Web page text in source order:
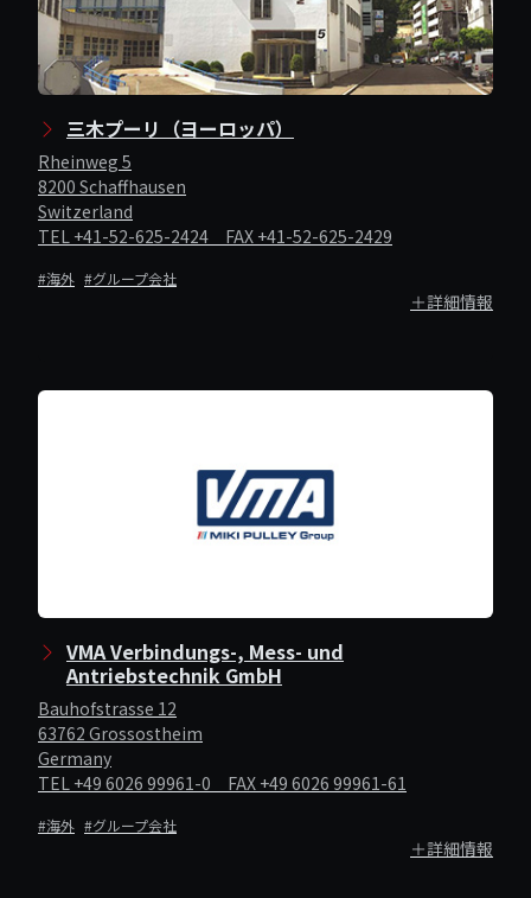
三木プーリ（ヨーロッパ）
Rheinweg 5
8200 Schaffhausen
Switzerland
TEL +41-52-625-2424 FAX +41-52-625-2429
#海外 #グループ会社
＋詳細情報
VMA Verbindungs-, Mess- und
Antriebstechnik GmbH
Bauhofstrasse 12
63762 Grossostheim
Germany
TEL +49 6026 99961-0 FAX +49 6026 99961-61
#海外 #グループ会社
＋詳細情報